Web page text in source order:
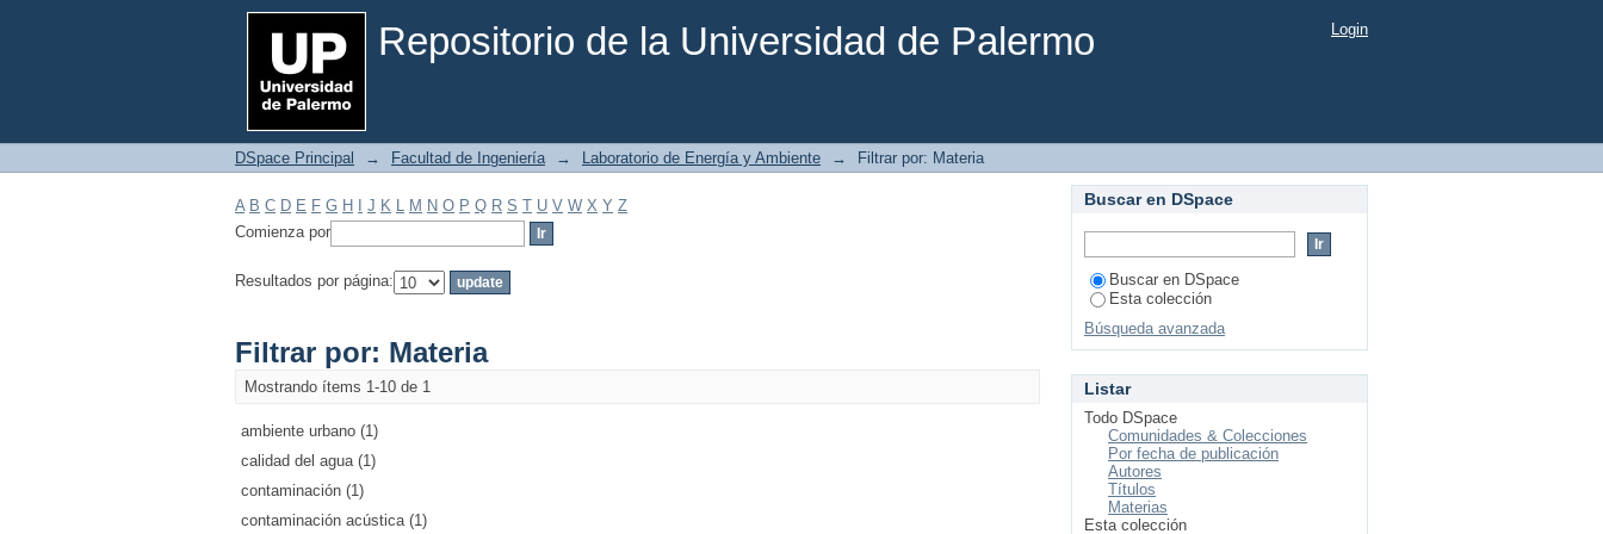
Repositorio de la Universidad de Palermo
Filtrar por: Materia Login
DSpace Principal → Facultad de Ingeniería → Laboratorio de Energía y Ambiente → Filtrar por: Materia
A B C D E F G H J K L M N O P Q R S T U V W X Y Z
Comienza por
Resultados por página:
Filtrar por: Materia
Mostrando ítems 1-10 de 1
ambiente urbano (1)
calidad del agua (1)
contaminación (1)
contaminación acústica (1)
Buscar en DSpace
Buscar en DSpace
Esta colección
Búsqueda avanzada
Listar
Todo DSpace
Comunidades & Colecciones
Por fecha de publicación
Autores
Títulos
Materias
Esta colección